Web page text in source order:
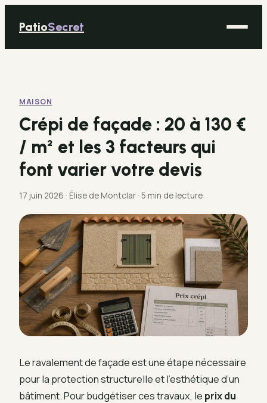
PatioSecret
Bricolage
Déco
Immobilier
Jardinage
MAISON
Crépi de façade : 20 à 130 €
/ m² et les 3 facteurs qui
font varier votre devis
17 juin 2026 · Élise de Montclar · 5 min de lecture
Le ravalement de façade est une étape nécessaire
pour la protection structurelle et l’esthétique d’un
bâtiment. Pour budgétiser ces travaux, le prix du